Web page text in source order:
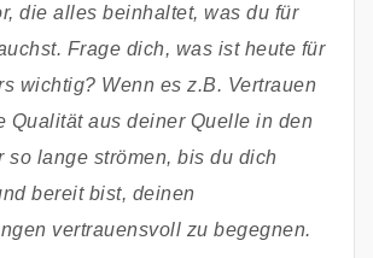
die alles beinhaltet, was du für
Frage dich, was ist heute für
wichtig? Wenn es z.B. Vertrauen
Qualität aus deiner Quelle in den
so lange strömen, bis du dich
bereit bist, deinen
vertrauensvoll zu begegnen.